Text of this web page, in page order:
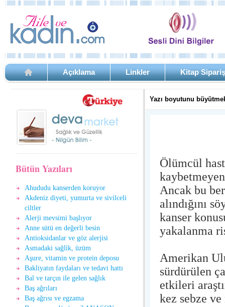
Açıklama Linkler Kitap
Bütün Yazıları
Ahududu kanserden koruyor
Akdeniz diyeti, yumurta ve sivilceli
ciltler
Alerji mevsimi başlıyor
Anne sütü en değerli besin
Antioksidanlar ve göz alerjisi
Asmadaki sağlìk, üzüm
Aşure, vitamin ve protein deposu
Bakliyatın faydaları ve tedavi hattı
Bal ve tarçın ile gelen sağlık
Baş ağrıları
Baş ağrısı ve egzama
Yazı boyutunu
Ölümcül
Ancak bu
alındığını
kanser
yakalanma
Amerikan
sürdürülen
etkileri
kez sebze